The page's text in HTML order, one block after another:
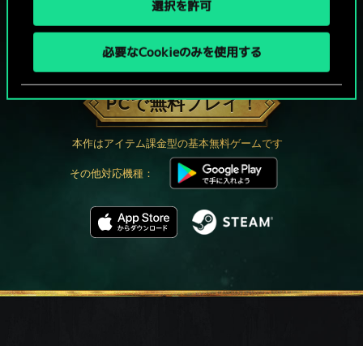
選択を許可
必要なCookieのみを使用する
グウェントでひと勝負といかない
か？
PCで無料プレイ！
本作はアイテム課金型の基本無料ゲームです
その他対応機種：